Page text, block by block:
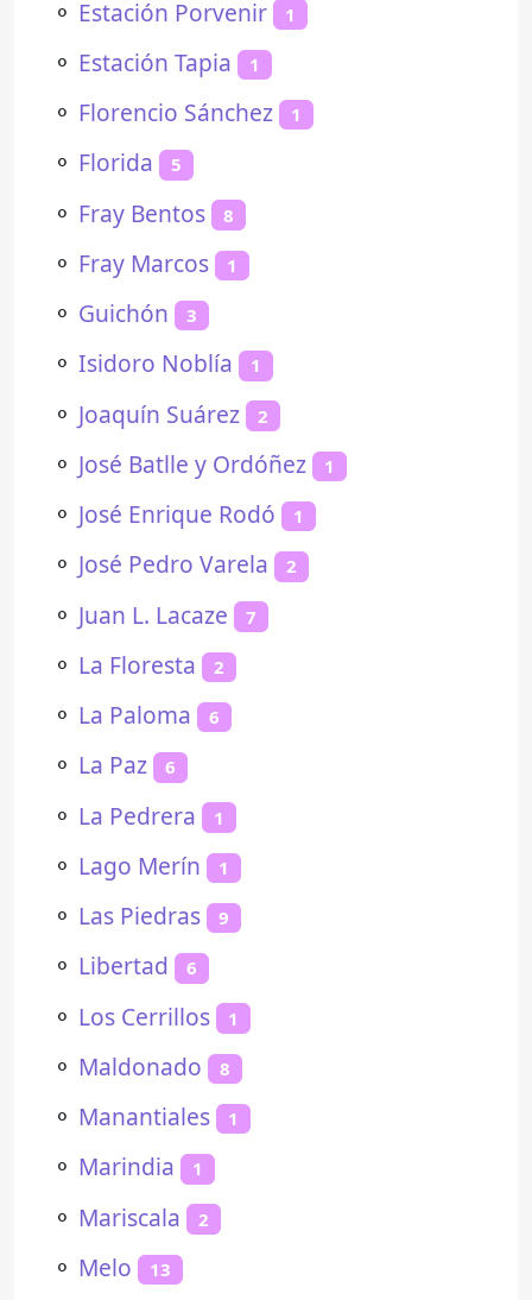
⚬ Estación Porvenir 1
⚬ Estación Tapia 1
⚬ Florencio Sánchez 1
⚬ Florida 5
⚬ Fray Bentos 8
⚬ Fray Marcos 1
⚬ Guichón 3
⚬ Isidoro Noblía 1
⚬ Joaquín Suárez 2
⚬ José Batlle y Ordóñez 1
⚬ José Enrique Rodó 1
⚬ José Pedro Varela 2
⚬ Juan L. Lacaze 7
⚬ La Floresta 2
⚬ La Paloma 6
⚬ La Paz 6
⚬ La Pedrera 1
⚬ Lago Merín 1
⚬ Las Piedras 9
⚬ Libertad 6
⚬ Los Cerrillos 1
⚬ Maldonado 8
⚬ Manantiales 1
⚬ Marindia 1
⚬ Mariscala 2
⚬ Melo 13